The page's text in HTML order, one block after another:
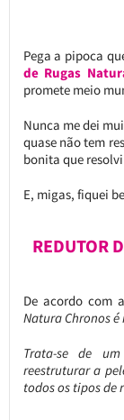
Pega a pipoca
de Rugas
promete meio
Nunca me dei
quase não tem
bonita que
E, migas, fiquei
REDUTOR
De acordo com
Natura Chronos
Trata-se de
reestruturar a
todos os tipos de